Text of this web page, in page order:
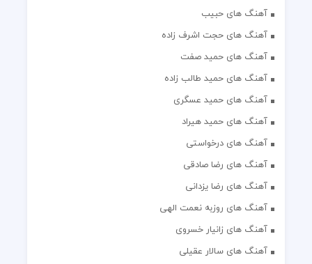
آهنگ های حبیب
آهنگ های حجت اشرف زاده
آهنگ های حمید صفت
آهنگ های حمید طالب زاده
آهنگ های حمید عسگری
آهنگ های حمید هیراد
آهنگ های درخواستی
آهنگ های رضا صادقی
آهنگ های رضا یزدانی
آهنگ های روزبه نعمت الهی
آهنگ های زانیار خسروی
آهنگ های سالار عقیلی